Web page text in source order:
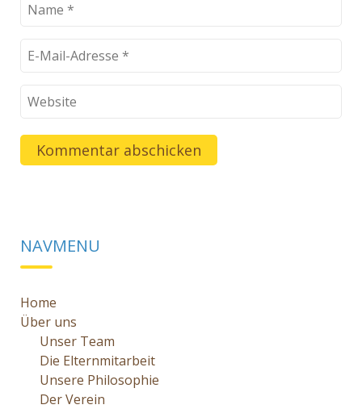
NAVMENU
Home
Über uns
Unser Team
Die Elternmitarbeit
Unsere Philosophie
Der Verein